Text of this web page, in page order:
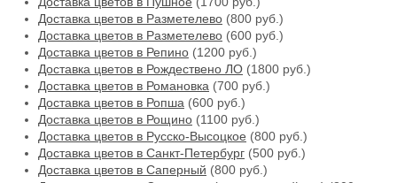
Доставка цветов в Разметелево (800 руб.)
Доставка цветов в Разметелево (600 руб.)
Доставка цветов в Репино (1200 руб.)
Доставка цветов в Рождествено ЛО (1800 руб.)
Доставка цветов в Романовка (700 руб.)
Доставка цветов в Ропша (600 руб.)
Доставка цветов в Рощино (1100 руб.)
Доставка цветов в Русско-Высоцкое (800 руб.)
Доставка цветов в Санкт-Петербург (500 руб.)
Доставка цветов в Саперный (800 руб.)